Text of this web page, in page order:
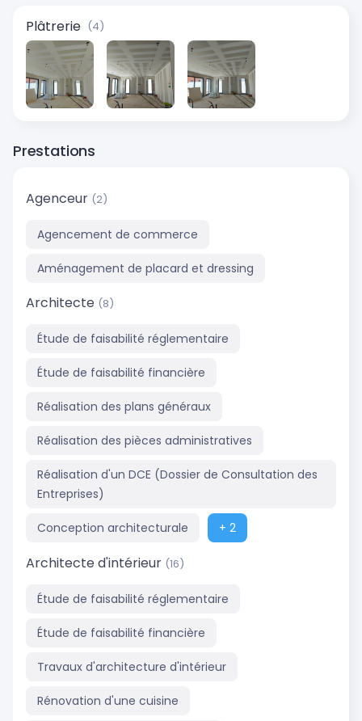
Plâtrerie (4)
Prestations
Agenceur (2)
Agencement de commerce
Aménagement de placard et dressing
Architecte (8)
Étude de faisabilité réglementaire
Étude de faisabilité financière
Réalisation des plans généraux
Réalisation des pièces administratives
Réalisation d'un DCE (Dossier de Consultation des
Entreprises)
Conception architecturale + 2
Architecte d'intérieur (16)
Étude de faisabilité réglementaire
Étude de faisabilité financière
Travaux d'architecture d'intérieur
Rénovation d'une cuisine